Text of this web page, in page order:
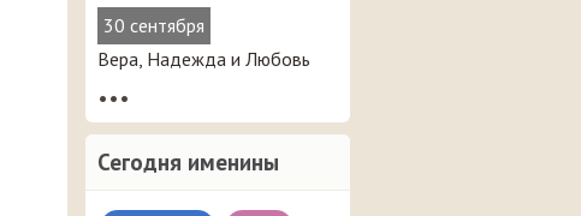
30 сентября
Вера, Надежда и Любовь
•••
Сегодня именины